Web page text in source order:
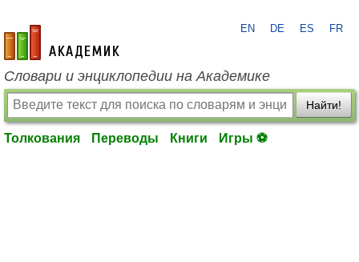
academic.ru
EN DE ES FR
Словари и энциклопедии на Академике
Найти!
Толкования Переводы Книги Игры ⚽